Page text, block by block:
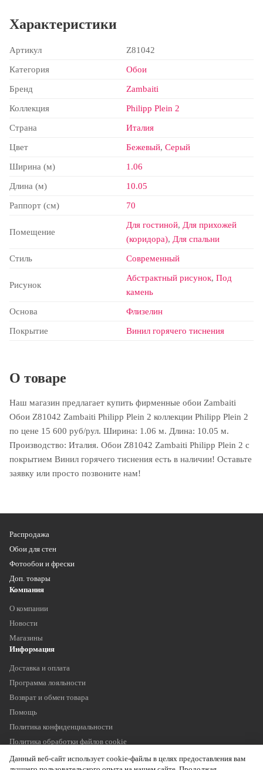
Характеристики
Артикул Z81042
Категория Обои
Бренд Zambaiti
Коллекция Philipp Plein 2
Страна Италия
Цвет Бежевый, Серый
Ширина (м) 1.06
Длина (м) 10.05
Раппорт (см) 70
Помещение
Для гостиной, Для прихожей
(коридора), Для спальни
Стиль Современный
Рисунок
Абстрактный рисунок, Под
камень
Основа Флизелин
Покрытие Винил горячего тиснения
О товаре
Наш магазин предлагает купить фирменные обои Zambaiti
Обои Z81042 Zambaiti Philipp Plein 2 коллекции Philipp Plein 2
по цене 15 600 руб/рул. Ширина: 1.06 м. Длина: 10.05 м.
Производство: Италия. Обои Z81042 Zambaiti Philipp Plein 2 с
покрытием Винил горячего тиснения есть в наличии! Оставьте
заявку или просто позвоните нам!
Распродажа
Обои для стен
Фотообои и фрески
Доп. товары
Компания
О компании
Новости
Магазины
Информация
Доставка и оплата
Программа лояльности
Возврат и обмен товара
Помощь
Политика конфиденциальности
Политика обработки файлов cookie
Данный веб-сайт использует cookie-файлы в целях предоставления вам